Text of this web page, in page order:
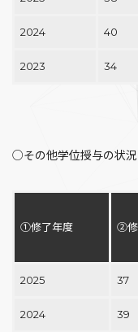
2024 40
2023 34
○その他学位授与の状
①修了年度 ②修
2025 37
2024 39